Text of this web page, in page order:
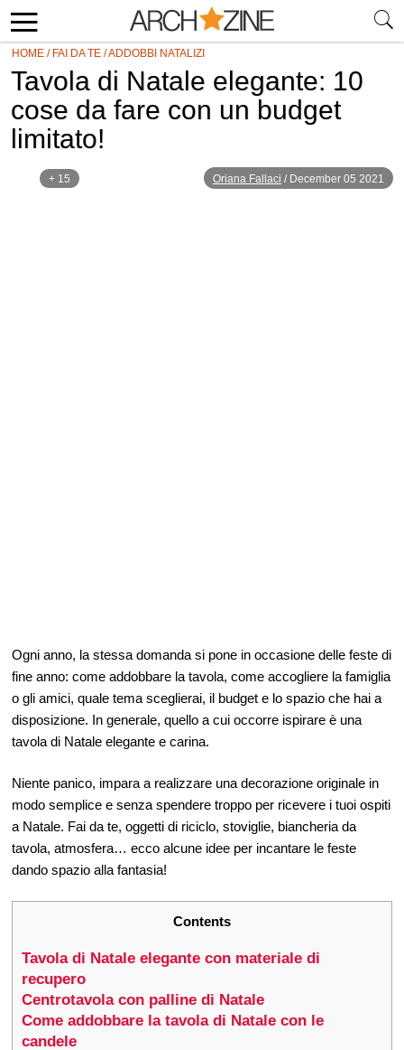
HOME / FAI DA TE /ADDOBBI NATALIZI
Tavola di Natale elegante: 10
cose da fare con un budget
limitato!
+ 15 Oriana Fallaci / December 05 2021
Ogni anno, la stessa domanda si pone in occasione delle feste di
fine anno: come addobbare la tavola, come accogliere la famiglia
o gli amici, quale tema sceglierai, il budget e lo spazio che hai a
disposizione. In generale, quello a cui occorre ispirare è una
tavola di Natale elegante e carina.
Niente panico, impara a realizzare una decorazione originale in
modo semplice e senza spendere troppo per ricevere i tuoi ospiti
a Natale. Fai da te, oggetti di riciclo, stoviglie, biancheria da
tavola, atmosfera… ecco alcune idee per incantare le feste
dando spazio alla fantasia!
Contents
Tavola di Natale elegante con materiale di
recupero
Centrotavola con palline di Natale
Come addobbare la tavola di Natale con le
candele